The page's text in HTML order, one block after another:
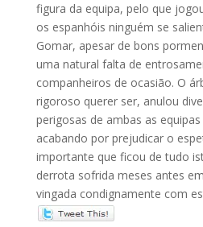
figura da equipa, pelo que
os espanhóis ninguém se
Gomar, apesar de bons
uma natural falta de
companheiros de ocasião. O
rigoroso querer ser, anulou
perigosas de ambas as
acabando por prejudicar o
importante que ficou de tudo
derrota sofrida meses antes
vingada condignamente com